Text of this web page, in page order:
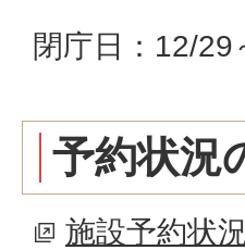
閉庁日：12/29
予約状況
施設予約状